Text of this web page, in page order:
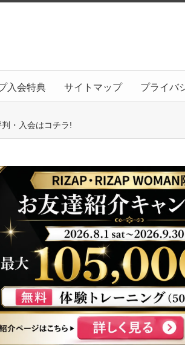
入会特典 サイトマップ プライバ
・入会はコチラ!